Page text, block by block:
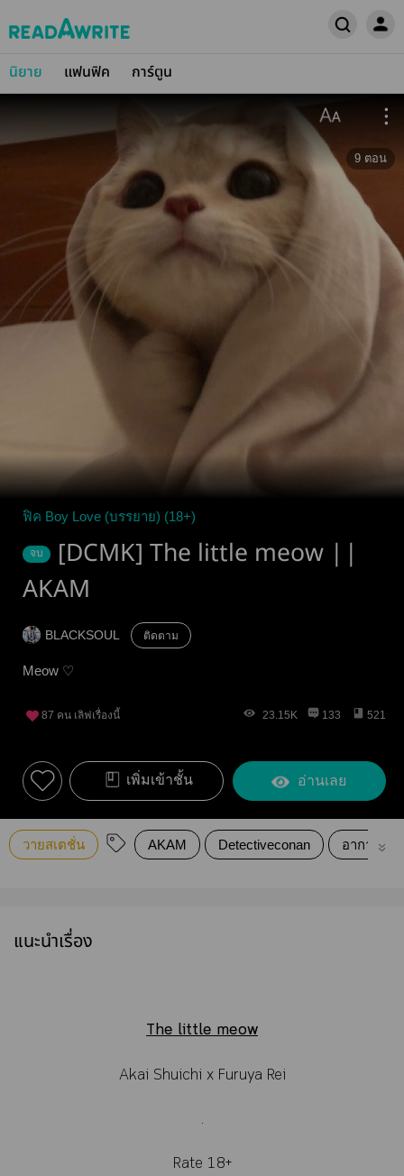
นิยาย แฟนฟิค การ์ตูน
9 ตอน
ฟิค Boy Love (บรรยาย) (18+)
จบ
[DCMK] The little meow ||
AKAM
BLACKSOUL ติดตาม
Meow ♡
87 คน เลิฟเรื่องนี้ 23.15K 133 521
เพิ่มเข้าชั้น อ่านเลย
วายสเตชั่น AKAM Detectiveconan อากาอามุ
แนะนำเรื่อง
The little meow
Akai Shuichi x Furuya Rei
.
Rate 18+